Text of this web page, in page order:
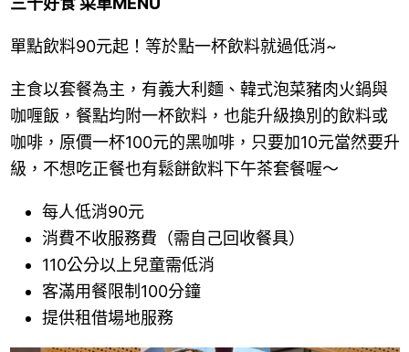
單點飲料90元起！等於點一杯飲料就過低消~
主食以套餐為主，有義大利麵、韓式泡菜豬肉火鍋與
咖喱飯，餐點均附一杯飲料，也能升級換別的飲料或
咖啡，原價一杯100元的黑咖啡，只要加10元當然要升
級，不想吃正餐也有鬆餅飲料下午茶套餐喔～
每人低消90元
消費不收服務費（需自己回收餐具）
110公分以上兒童需低消
客滿用餐限制100分鐘
提供租借場地服務